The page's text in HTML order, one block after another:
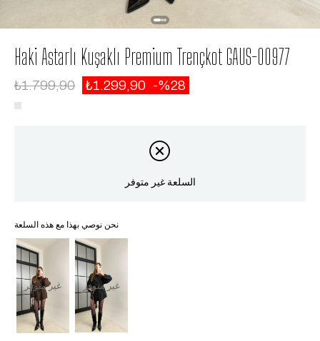
Haki Astarlı Kuşaklı Premium Trençkot GAUS-00977
₺1.799,90 ₺1.299,90 28
السلعة غير متوفر
نحن نوصي بهذا مع هذه السلعة
غير متوفر غير متوفر